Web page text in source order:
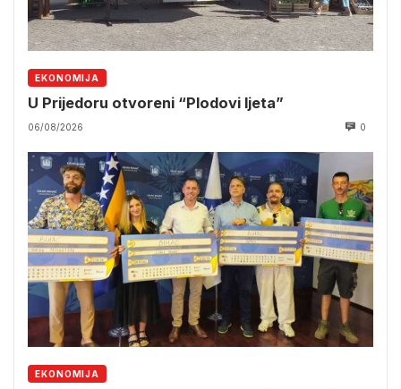
EKONOMIJA
U Prijedoru otvoreni “Plodovi ljeta”
06/08/2026 0
EKONOMIJA